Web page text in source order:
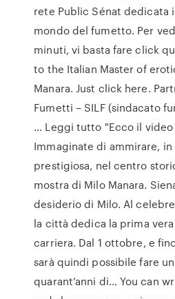
rete Public Sénat dedicata
mondo del fumetto. Per
minuti, vi basta fare click
to the Italian Master of
Manara. Just click here.
Fumetti – SILF (sindacato
… Leggi tutto "Ecco il
Immaginate di ammirare, in
prestigiosa, nel centro
mostra di Milo Manara.
desiderio di Milo. Al
la città dedica la prima
carriera. Dal 1 ottobre, e
sarà quindi possibile fare
quarant’anni di… You can